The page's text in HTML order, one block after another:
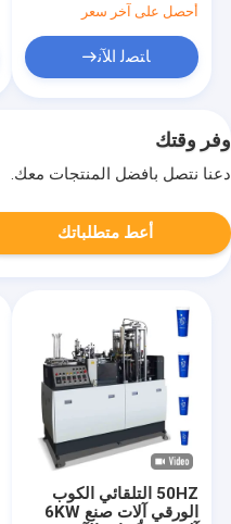
أحصل على آخر سعر
ﺎﺘﺼﻟ ﺍﻶﻧ
وفر وقتك
دعنا نتصل بأفضل المنتجات معك.
أعط متطلباتك
50HZ التلقائي الكوب
الورقي آلات صنع 6KW